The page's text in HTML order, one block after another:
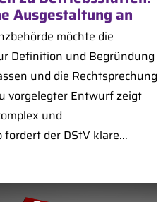
Ausgestaltung an
möchte die
Definition und Begründung
und die Rechtsprechung
vorgelegter Entwurf zeigt
und
der DStV klare...